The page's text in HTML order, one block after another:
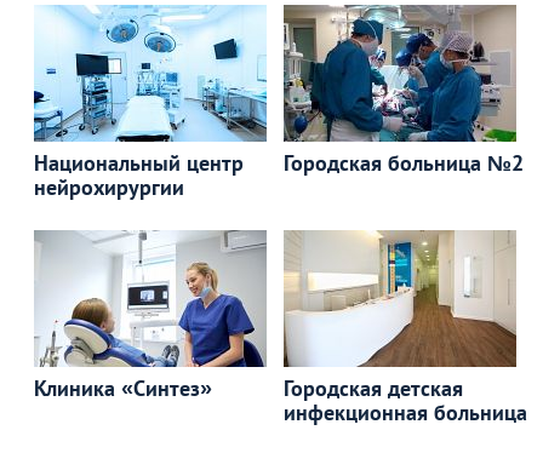
Национальный центр
нейрохирургии
Городская больница №2
Клиника «Синтез»
Городская детская
инфекционная больница